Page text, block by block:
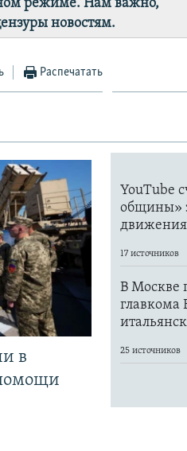
режиме. Нам важно,
новостям.
Распечатать
в